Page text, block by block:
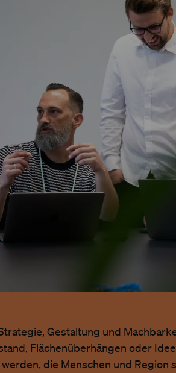
Gestaltung und
Flächenüberhängen oder
die Menschen und Region